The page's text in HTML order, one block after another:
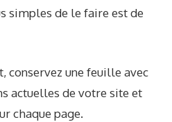
simples de le faire est de
conservez une feuille avec
actuelles de votre site et
chaque page.